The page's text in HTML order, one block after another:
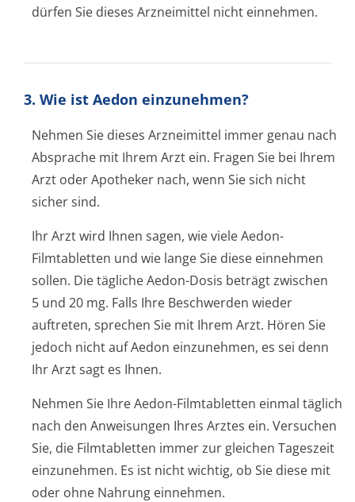
dürfen Sie dieses Arzneimittel nicht einnehmen.
3. Wie ist Aedon einzunehmen?
Nehmen Sie dieses Arzneimittel immer genau nach
Absprache mit Ihrem Arzt ein. Fragen Sie bei Ihrem
Arzt oder Apotheker nach, wenn Sie sich nicht
sicher sind.
Ihr Arzt wird Ihnen sagen, wie viele Aedon-
Filmtabletten und wie lange Sie diese einnehmen
sollen. Die tägliche Aedon-Dosis beträgt zwischen
5 und 20 mg. Falls Ihre Beschwerden wieder
auftreten, sprechen Sie mit Ihrem Arzt. Hören Sie
jedoch nicht auf Aedon einzunehmen, es sei denn
Ihr Arzt sagt es Ihnen.
Nehmen Sie Ihre Aedon-Filmtabletten einmal täglich
nach den Anweisungen Ihres Arztes ein. Versuchen
Sie, die Filmtabletten immer zur gleichen Tageszeit
einzunehmen. Es ist nicht wichtig, ob Sie diese mit
oder ohne Nahrung einnehmen.